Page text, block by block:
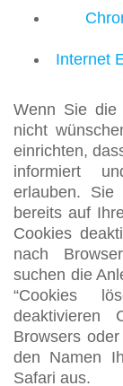
Internet
Wenn Sie die
nicht
einrichten,
informiert
erlauben. Sie
bereits auf
Cookies
nach
suchen die
“Cookies
deaktivieren
Browsers
den Namen
Safari aus.